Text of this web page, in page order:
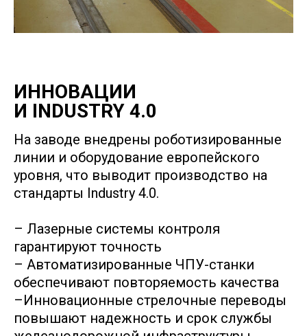
ИННОВАЦИИ
И INDUSTRY 4.0
На заводе внедрены роботизированные
линии и оборудование европейского
уровня, что выводит производство на
стандарты Industry 4.0.
– Лазерные системы контроля
гарантируют точность
– Автоматизированные ЧПУ-станки
обеспечивают повторяемость качества
–Инновационные стрелочные переводы
повышают надежность и срок службы